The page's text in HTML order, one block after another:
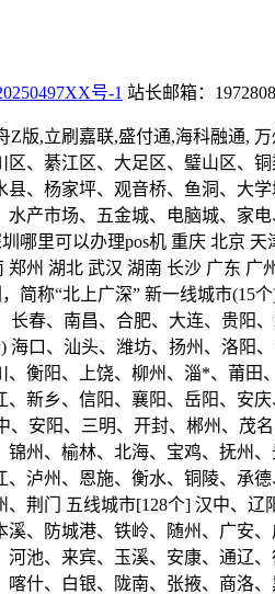
号-1 站长邮箱：
版,立刷嘉联,盛付通,海科融通,
、綦江区、大足区、璧山区、
、杨家坪、观音桥、鱼洞、大
产市场、五金城、电脑城、家
哪里可以办理pos机 重庆 北京
州 湖北 武汉 湖南 长沙 广东
称“北上广深” 新一线城市(15
春、南昌、合肥、大连、贵阳
口、汕头、潍坊、扬州、洛
衡阳、上饶、柳州、淄*、莆
新乡、信阳、襄阳、岳阳、安
安阳、三明、开封、郴州、茂
州、榆林、北海、宝鸡、抚州
泸州、恩施、衡水、铜陵、承
荆门 五线城市[128个] 汉中、
、防城港、铁岭、随州、广安
池、来宾、玉溪、安康、通辽
什、白银、陇南、张掖、商洛